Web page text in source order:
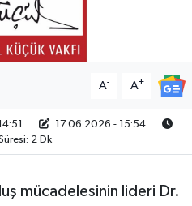
A- A+
17.06.2026 - 15:54
2 Dk
mücadelesinin lideri Dr.